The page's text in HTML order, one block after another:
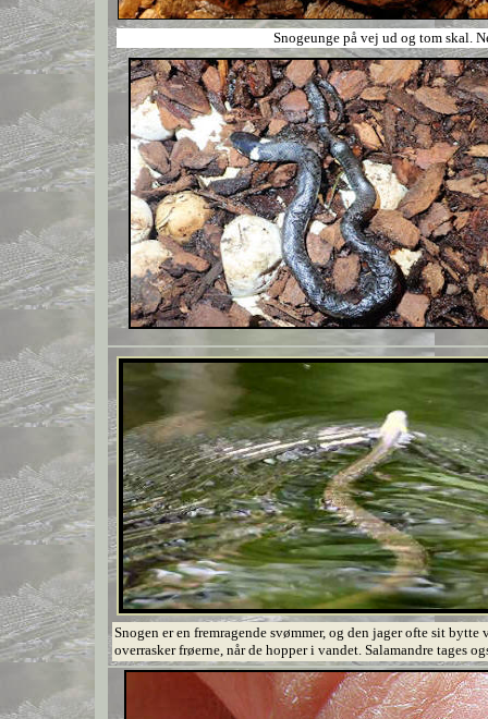
Snogeunge på vej ud og tom skal.
Snogen er en fremragende svømmer, og den jager ofte sit
overrasker frøerne, når de hopper i vandet. Salamandre tages